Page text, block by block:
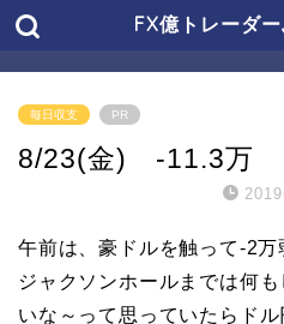
FX億トレーダ
毎日収支 PR
8/23(金) -11.3万
午前は、豪ドルを触って-2万
ジャクソンホールまでは何
いな～って思っていたらドル